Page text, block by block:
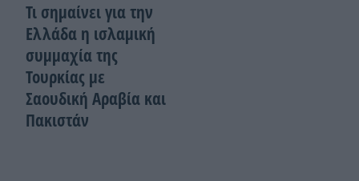
Τι σημαίνει για την
Ελλάδα η ισλαμική
συμμαχία της
Τουρκίας με
Σαουδική Αραβία και
Πακιστάν